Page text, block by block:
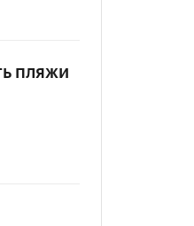
пляжи